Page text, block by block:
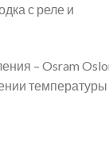
с реле и
– Osram
температуры